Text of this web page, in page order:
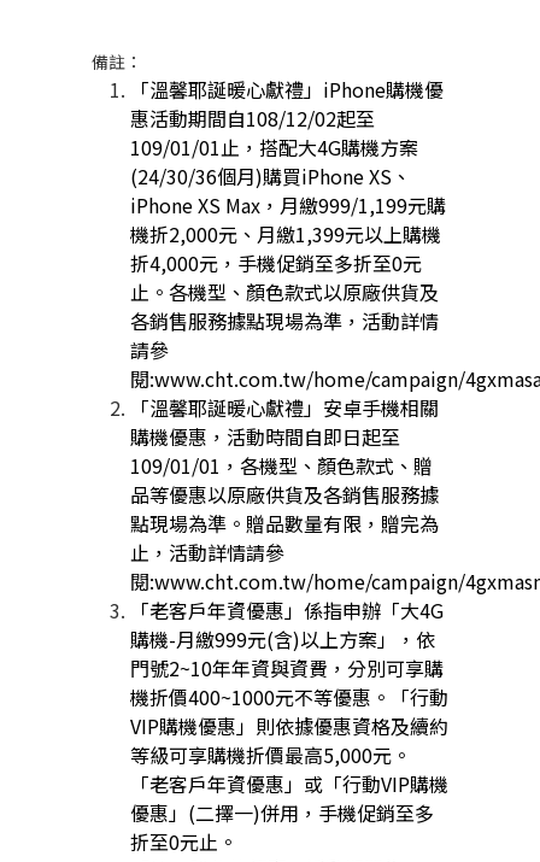
備註：
「溫馨耶誕暖心獻禮」 iPhone購機優
惠活動期間自108/12/02起至
109/01/01止，搭配大4G購機方案
(24/30/36個月)購買iPhone XS 、
iPhone XS Max ，月繳999/1,199元購
機折2,000元、月繳1,399元以上購機
折4,000元，手機促銷至多折至0元
止。各機型、顏色款式以原廠供貨及
各銷售服務據點現場為準，活動詳情
請參
閱:www.cht.com.tw/home/campaign/
「溫馨耶誕暖心獻禮」安卓手機相關
購機優惠，活動時間自即日起至
109/01/01 ，各機型、顏色款式、贈
品等優惠以原廠供貨及各銷售服務據
點現場為準。贈品數量有限，贈完為
止，活動詳情請參
閱:www.cht.com.tw/home/campaign/
「老客戶年資優惠」係指申辦「大4G
購機-月繳999元(含)以上方案」，依
門號2~10年年資與資費，分別可享購
機折價400~1000元不等優惠。「行動
VIP購機優惠」則依據優惠資格及續約
等級可享購機折價最高5,000元。
「老客戶年資優惠」或「行動VIP購機
優惠」 (二擇一)併用，手機促銷至多
折至0元止。